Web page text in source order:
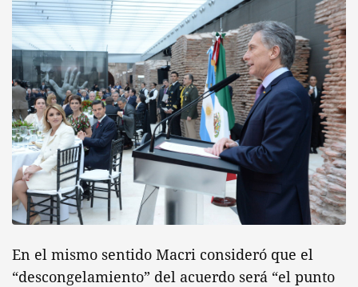
En el mismo sentido Macri consideró que el
“descongelamiento” del acuerdo será “el punto